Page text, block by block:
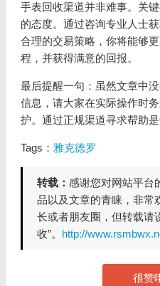
手表回收渠道并非难事。关
的态度。通过咨询专业人士
合理的交易策略，你将能够
程，并获得满意的回报。
最后提醒一句：虽然文章中
信息，请大家在实际操作时
护。通过正规渠道寻求帮助
Tags： 雅克德罗
转载： 感谢您对网站平台
品以及文章的青睐，非常
长或者朋友圈，但转载请
收”。 http://
很赞